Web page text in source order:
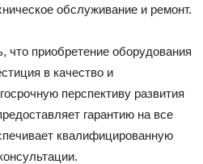
обслуживание и ремонт.
что приобретение оборудования
в качество и
перспективу развития
гарантию на все
квалифицированную